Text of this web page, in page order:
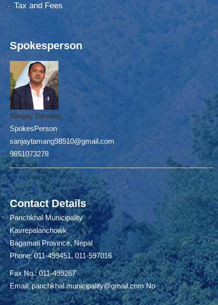
Tax and Fees
Spokesperson
Sanjay Tamang
SpokesPerson
sanjaytamang98510@gmail.com
9851073278
Contact Details
Panchkhal Municipality
Kavrepalanchowk
Bagamati Province, Nepal
Phone: 011-499451, 011-597016
Fax No.: 011-499267
Email:panchkhal.municipality@gmail.comNo